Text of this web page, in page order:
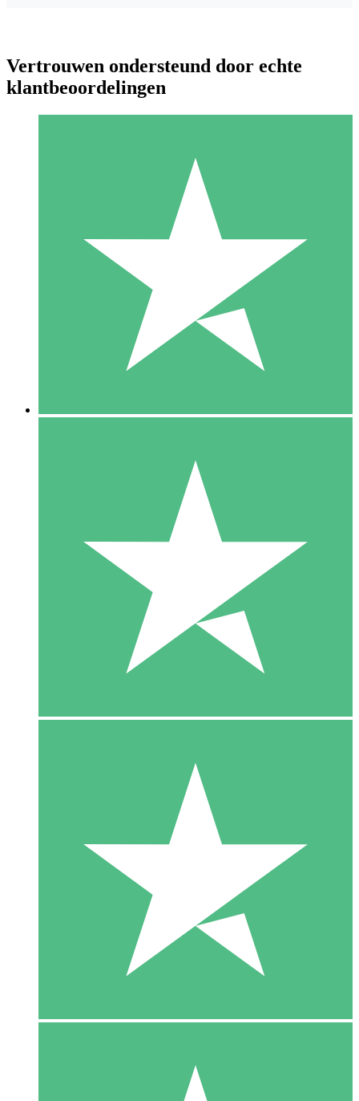
Individuele Creditpakketten
Betaal per gebruik met downloadtegoeden. Geen maandelijkse
1000
10 Downloaden
20 00
Vertrouwen ondersteund door echte
klantbeoordelingen